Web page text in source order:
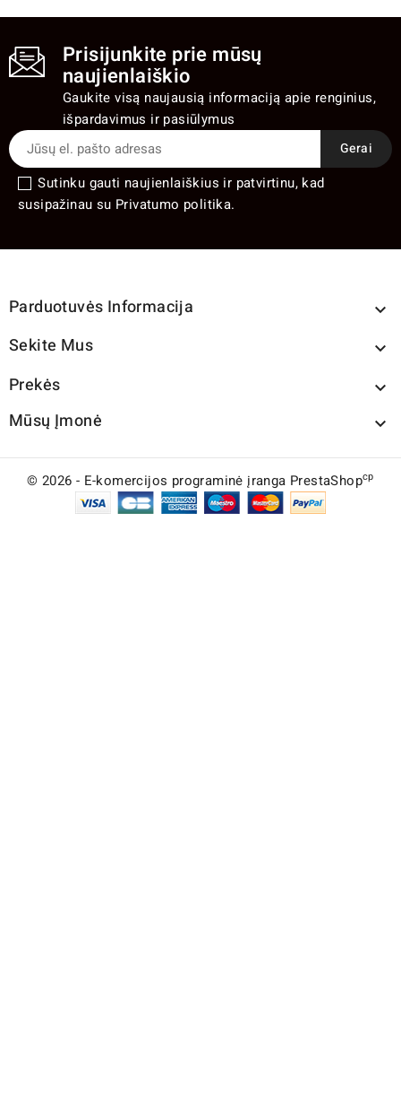
Prisijunkite prie mūsų
naujienlaiškio
Gaukite visą naujausią informaciją apie renginius,
išpardavimus ir pasiūlymus
Sutinku gauti naujienlaiškius ir patvirtinu, kad
susipažinau su Privatumo politika.
Parduotuvės Informacija 
Sekite Mus 
Prekės 
Mūsų Įmonė 
© 2026 - E-komercijos programinė įranga PrestaShopcp